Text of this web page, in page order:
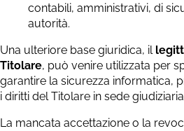
contabili, amministrativi, di
autorità.
Una ulteriore base giuridica, il
Titolare, può venire utilizzata per
garantire la sicurezza informatica,
i diritti del Titolare in sede
La mancata accettazione o la